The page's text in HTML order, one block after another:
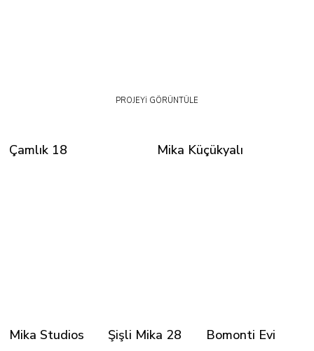
PROJEYİ GÖRÜNTÜLE
Çamlık 18 Mika Küçükyalı
Mika Studios Şişli Mika 28 Bomonti Evi